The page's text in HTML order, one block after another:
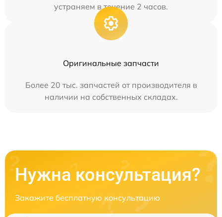
устраняем в течение 2 часов.
Оригинальные запчасти
Более 20 тыс. запчастей от производителя в
наличии на собственных складах.
Нужна консультация?
Закажите бесплатную консультацию